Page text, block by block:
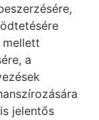
mellett
a
jelentős